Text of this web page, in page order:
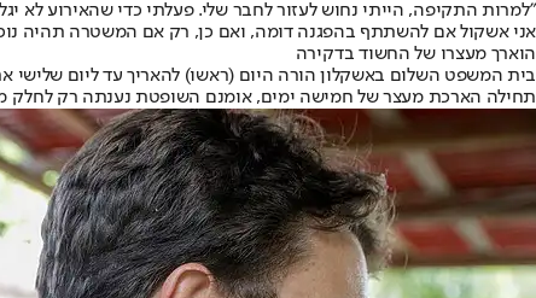
"למרות התקיפה, הייתי נחוש לעזור לחבר שלי. פעלתי כדי שהאירוע
אני אשקול אם להשתתף בהפגנה דומה, ואם כן, רק אם המשטרה תהיה
הוארך מעצרו של החשוד בדקירה
בית המשפט השלום באשקלון הורה היום (ראשו) להאריך עד ליום שלישי
תחילה הארכת מעצר של חמישה ימים, אומנם השופטת נענתה רק לחלק